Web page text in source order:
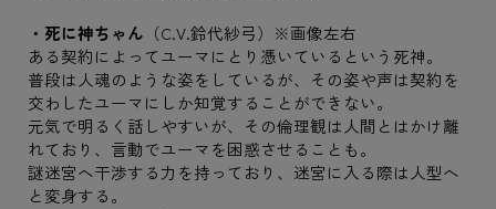
・死に神ちゃん （C.V.鈴代紗弓）※画像左右
ある契約によってユーマにとり憑いているという死神。
普段は人魂のような姿をしているが、その姿や声は契約を
交わしたユーマにしか知覚することができない。
元気で明るく話しやすいが、その倫理観は人間とはかけ離
れており、言動でユーマを困惑させることも。
謎迷宮へ干渉する力を持っており、迷宮に入る際は人型へ
と変身する。